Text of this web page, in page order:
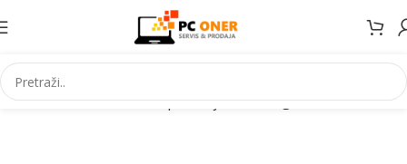
Početna Informatika PC periferija Miševi i grafički tableti